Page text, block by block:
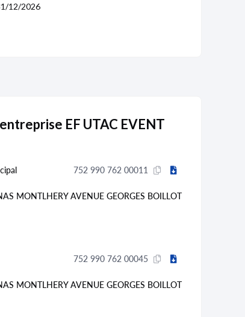
12/2026
EF UTAC EVENT
752 990 762 00011
MONTLHERY AVENUE GEORGES BOILLOT
752 990 762 00045
MONTLHERY AVENUE GEORGES BOILLOT